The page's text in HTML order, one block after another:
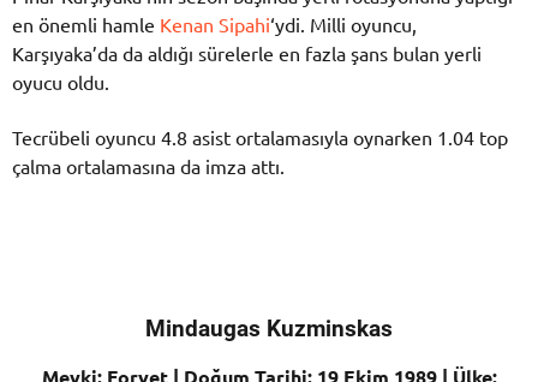
en önemli hamle Kenan Sipahi‘ydi. Milli oyuncu,
Karşıyaka’da da aldığı sürelerle en fazla şans bulan yerli
oyucu oldu.
Tecrübeli oyuncu 4.8 asist ortalamasıyla oynarken 1.04 top
çalma ortalamasına da imza attı.
Mindaugas Kuzminskas
Mevki: Forvet | Doğum Tarihi: 19 Ekim 1989 | Ülke: